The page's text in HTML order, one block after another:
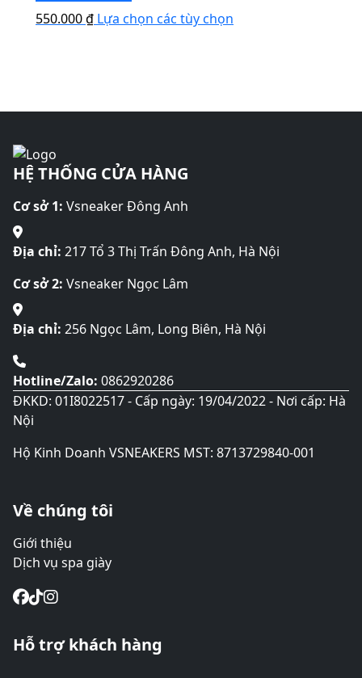
phẩm
chọn
biến
có
phẩm
550.000₫ Lựa chọn các tùy chọn
biến
được
sản
HỆ THỐNG CỬA HÀNG
Cơ sở 1: Vsneaker Đông Anh
Địa chỉ: 217 Tổ 3 Thị Trấn Đông Anh, Hà Nội
Cơ sở 2: Vsneaker Ngọc Lâm
Địa chỉ: 256 Ngọc Lâm, Long Biên, Hà Nội
Hotline/Zalo: 0862920286
ĐKKD: 01I8022517 - Cấp ngày: 19/04/2022 - Nơi cấp: Hà
Nội
Hộ Kinh Doanh VSNEAKERS MST: 8713729840-001
Về chúng tôi
Giới thiệu
Dịch vụ spa giày
Hỗ trợ khách hàng